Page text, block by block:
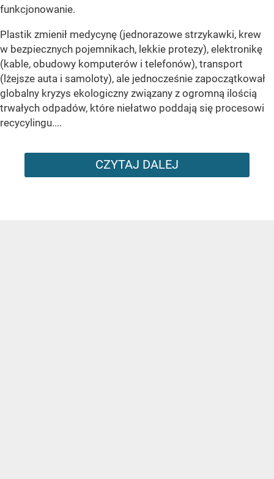
funkcjonowanie.
Plastik zmienił medycynę (jednorazowe strzykawki, krew
w bezpiecznych pojemnikach, lekkie protezy), elektronikę
(kable, obudowy komputerów i telefonów), transport
(lżejsze auta i samoloty), ale jednocześnie zapoczątkował
globalny kryzys ekologiczny związany z ogromną ilością
trwałych odpadów, które niełatwo poddają się procesowi
recycylingu....
CZYTAJ DALEJ